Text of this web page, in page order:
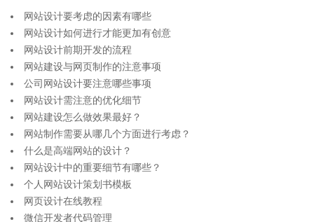
网站设计要考虑的因素有哪些
网站设计如何进行才能更加有创意
网站设计前期开发的流程
网站建设与网页制作的注意事项
公司网站设计要注意哪些事项
网站设计需注意的优化细节
网站建设怎么做效果最好？
网站制作需要从哪几个方面进行考虑？
什么是高端网站的设计？
网站设计中的重要细节有哪些？
个人网站设计策划书模板
网页设计在线教程
微信开发者代码管理